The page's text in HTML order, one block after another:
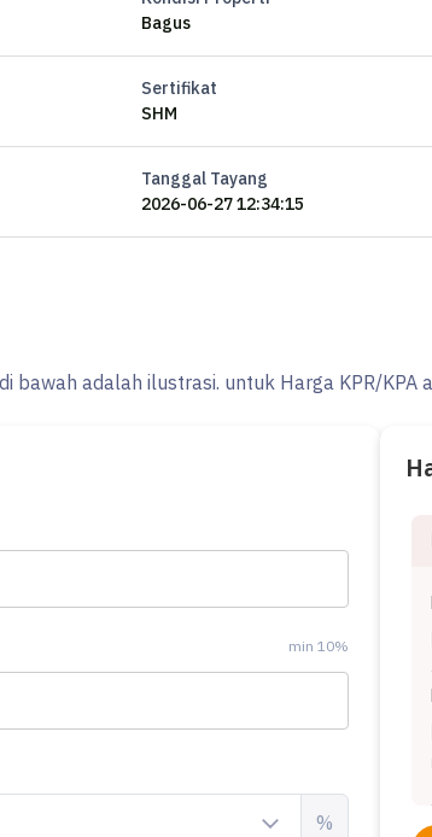
Bagus
Sertifikat
SHM
Tanggal Tayang
2026-06-27 12:34:15
bawah adalah ilustrasi. untuk Harga KPR/KPA
min 10%
%